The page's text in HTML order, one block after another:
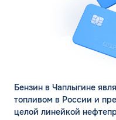
Бензин в Чаплыгине
топливом в России и
целой линейкой